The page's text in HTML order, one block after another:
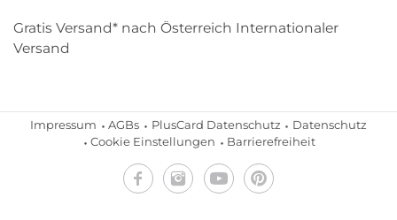
Gratis Versand* nach Österreich Internationaler
Versand
Impressum AGBs PlusCard Datenschutz
Datenschutz
Cookie Einstellungen
Barrierefreiheit